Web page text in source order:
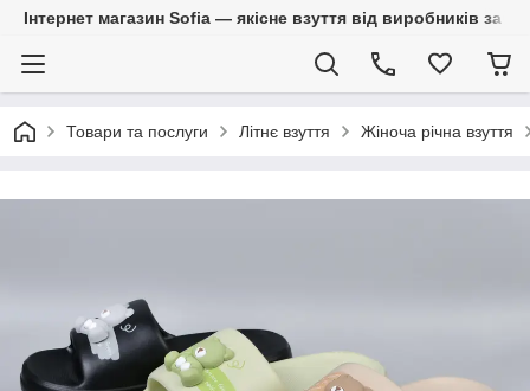
Інтернет магазин Sofia — якісне взуття від виробників за
Товари та послуги Літнє взуття Жіноча річна взуття